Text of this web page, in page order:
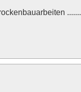
.......